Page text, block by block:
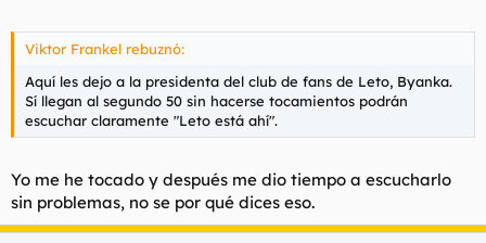
Viktor Frankel rebuznó:
Aquí les dejo a la presidenta del club de fans de Leto, Byanka.
Sí llegan al segundo 50 sin hacerse tocamientos podrán
escuchar claramente "Leto está ahí".
Yo me he tocado y después me dio tiempo a escucharlo
sin problemas, no se por qué dices eso.